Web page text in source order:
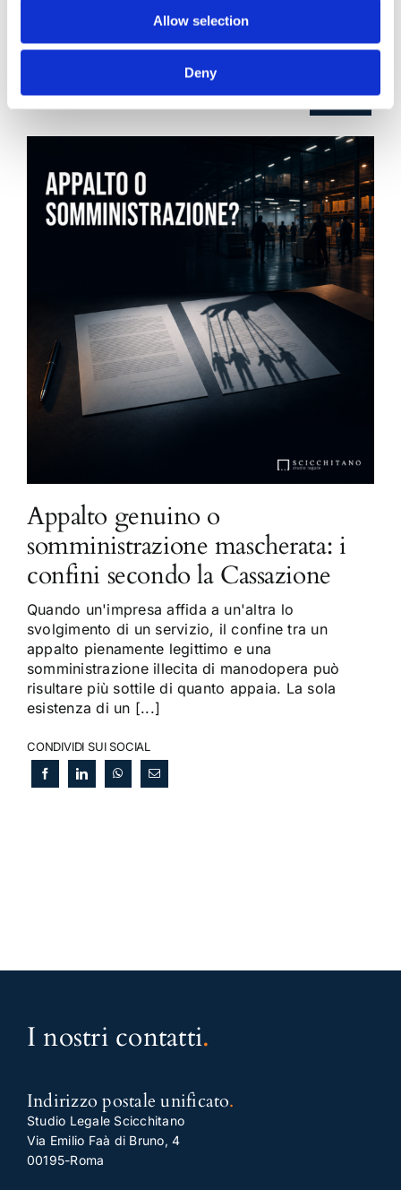
Allow selection
Deny
Roberto De Gaetano
News.
Appalto genuino o
somministrazione mascherata: i
confini secondo la Cassazione
Quando un'impresa affida a un'altra lo
svolgimento di un servizio, il confine tra un
appalto pienamente legittimo e una
somministrazione illecita di manodopera può
risultare più sottile di quanto appaia. La sola
esistenza di un [...]
CONDIVIDI SUI SOCIAL
I nostri contatti.
Indirizzo postale unificato.
Studio Legale Scicchitano
Via Emilio Faà di Bruno, 4
00195-Roma